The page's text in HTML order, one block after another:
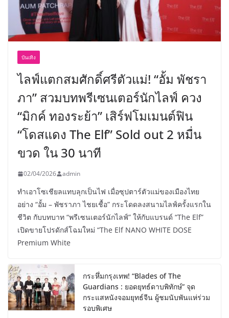
บันเทิง
ไลฟ์แตกสมศักดิ์ศรีตัวแม่! “อั้ม พัชรา
ภา” สวมบทพรีเซนเตอร์นักไลฟ์ ควง
“มิกค์ ทองระย้า” เสิร์ฟโมเมนต์ฟิน
“โดสแดง The Elf” Sold out 2 หมื่น
ขวด ใน 30 นาที
02/04/2026 admin
ทำเอาโซเชียลแทบลุกเป็นไฟ เมื่อซุปตาร์ตัวแม่ของเมืองไทย
อย่าง “อั้ม – พัชราภา ไชยเชื้อ” กระโดดลงสนามไลฟ์ครั้งแรกใน
ชีวิต กับบทบาท “พรีเซนเตอร์นักไลฟ์” ให้กับแบรนด์ “The Elf”
เปิดขายโปรดักส์โฉมใหม่ “The Elf NANO WHITE DOSE
Premium White
กระหึ่มกรุงเทพ! “Blades of The
Guardians : ยอดยุทธ์ดาบพิทักษ์” จุด
กระแสหนังจอมยุทธ์จีน ผู้ชมนับพันแห่ร่วม
รอบพิเศษ